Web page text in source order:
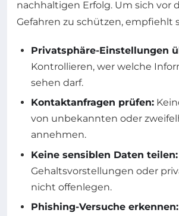
nachhaltigen Erfolg. Um sich vor
Gefahren zu schützen, empfiehlt
Privatsphäre-Einstellungen
Kontrollieren, wer welche
sehen darf.
Kontaktanfragen prüfen:
von unbekannten oder
annehmen.
Keine sensiblen Daten teilen:
Gehaltsvorstellungen oder
nicht offenlegen.
Phishing-Versuche erkennen: